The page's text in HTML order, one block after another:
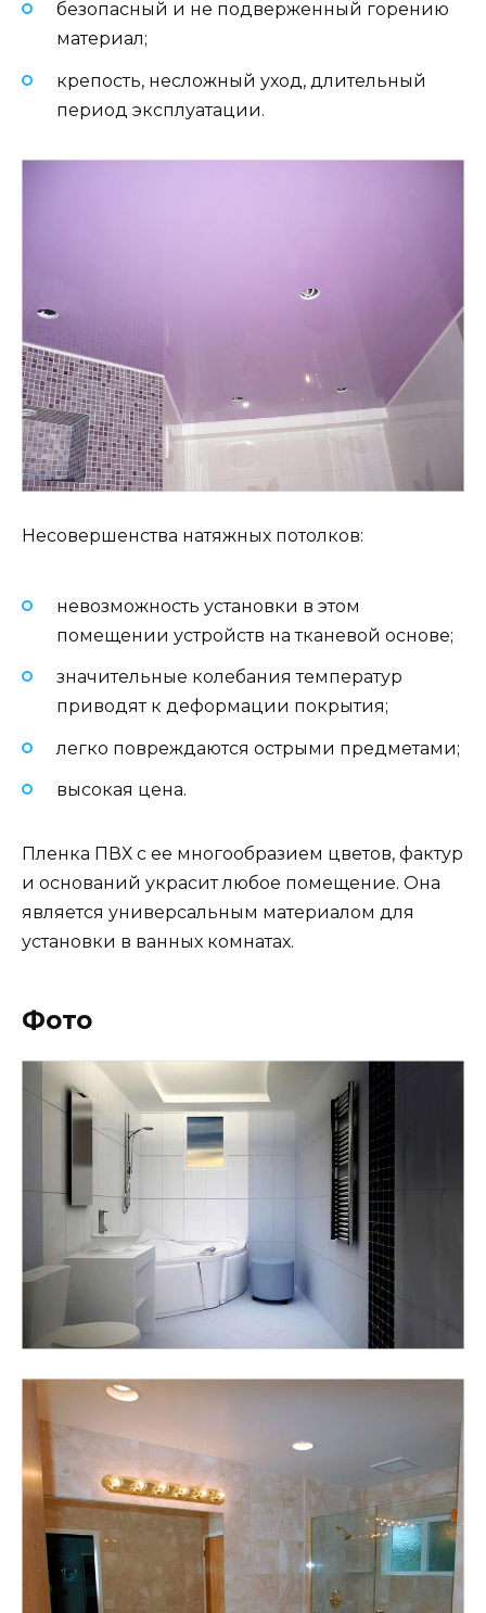
безопасный и не подверженный горению
материал;
крепость, несложный уход, длительный
период эксплуатации.
Несовершенства натяжных потолков:
невозможность установки в этом
помещении устройств на тканевой основе;
значительные колебания температур
приводят к деформации покрытия;
легко повреждаются острыми предметами;
высокая цена.
Пленка ПВХ с ее многообразием цветов, фактур
и оснований украсит любое помещение. Она
является универсальным материалом для
установки в ванных комнатах.
Фото